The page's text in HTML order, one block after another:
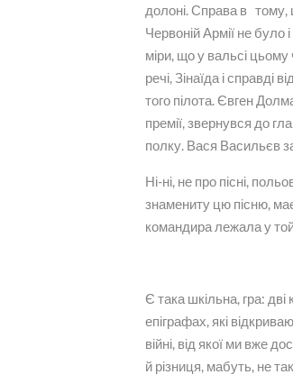
долоні. Справа в тому,
Червоній Армії не було
міри, що у вальсі
речі, Зінаїда і
того пілота. Євген
премії, звернувся до
полку. Вася Васильєв
Ні-ні, не про пісні,
знамениту цю пісню,
командира лежала у
Є така шкільна, гра: дві
епіграфах, які
війні, від якої ми вже
й різниця, мабуть, не